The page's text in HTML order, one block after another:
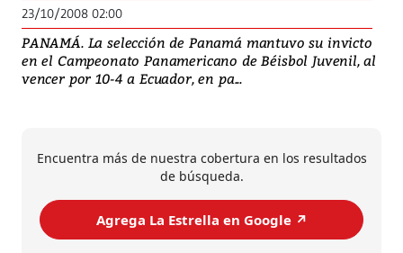
23/10/2008 02:00
PANAMÁ. La selección de Panamá mantuvo su invicto
en el Campeonato Panamericano de Béisbol Juvenil, al
vencer por 10-4 a Ecuador, en pa...
Encuentra más de nuestra cobertura en los resultados
de búsqueda.
Agrega La Estrella en Google ↗️